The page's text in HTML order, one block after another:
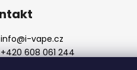
info@i-vape.cz
+420 608 061 244